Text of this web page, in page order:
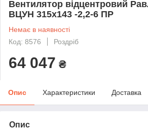
Вентилятор відцентровий
ВЦУН 315х143 -2,2-6 ПР
Немає в наявності
Код: 8576
Роздріб
64 047 ₴
Опис Характеристики Доставка
Опис